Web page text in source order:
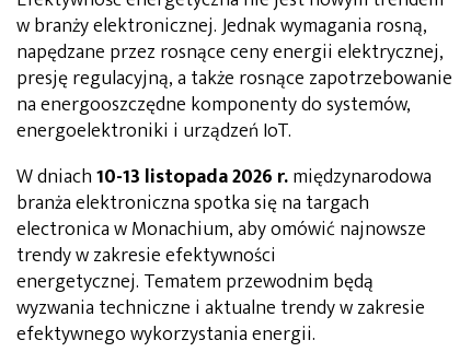
w branży elektronicznej. Jednak wymagania rosną,
napędzane przez rosnące ceny energii elektrycznej,
presję regulacyjną, a także rosnące zapotrzebowanie
na energooszczędne komponenty do systemów,
energoelektroniki i urządzeń IoT.
W dniach10-13 listopada 2026 r.międzynarodowa
branża elektroniczna spotka się na targach
electronica w Monachium, aby omówić najnowsze
trendy w zakresie efektywności
energetycznej. Tematem przewodnim będą
wyzwania techniczne i aktualne trendy w zakresie
efektywnego wykorzystania energii.